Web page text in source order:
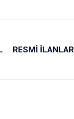
RESMI İLANLAR